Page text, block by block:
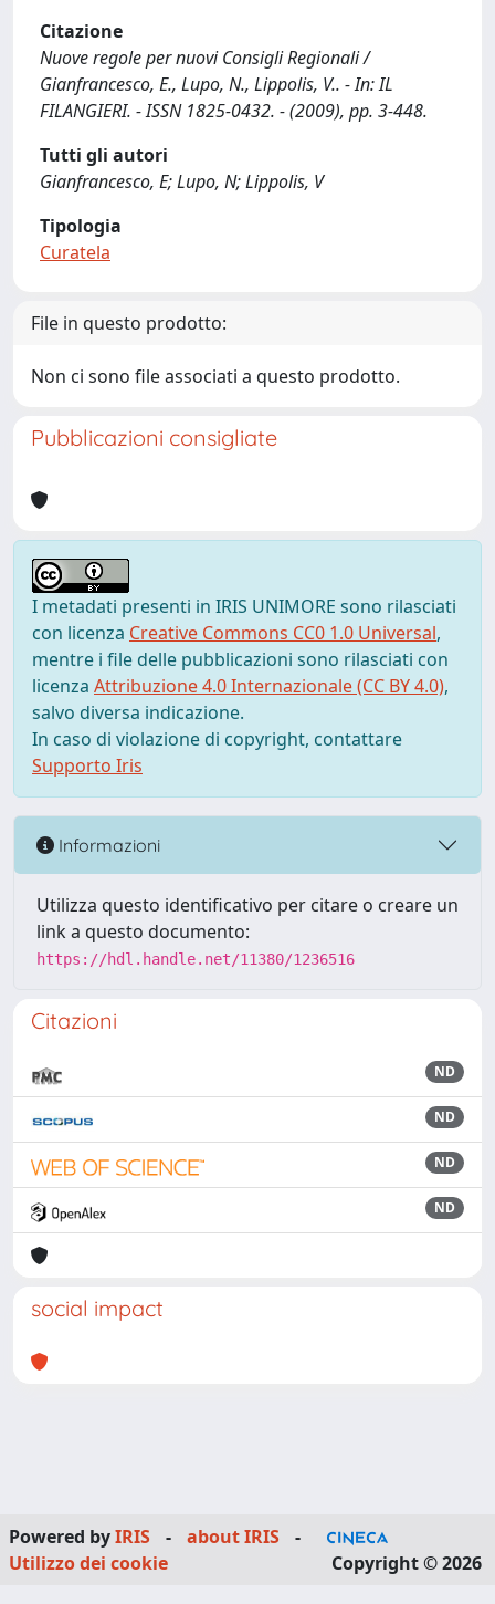
Citazione
Nuove regole per nuovi Consigli Regionali /
Gianfrancesco, E., Lupo, N., Lippolis, V.. - In: IL
FILANGIERI. - ISSN 1825-0432. - (2009), pp. 3-448.
Tutti gli autori
Gianfrancesco, E; Lupo, N; Lippolis, V
Tipologia
Curatela
File in questo prodotto:
Non ci sono file associati a questo prodotto.
Pubblicazioni consigliate
I metadati presenti in IRIS UNIMORE sono rilasciati
con licenza Creative Commons CC0 1.0 Universal,
mentre i file delle pubblicazioni sono rilasciati con
licenza Attribuzione 4.0 Internazionale (CC BY 4.0),
salvo diversa indicazione.
In caso di violazione di copyright, contattare
Supporto Iris
Informazioni
Utilizza questo identificativo per citare o creare un
link a questo documento:
https://hdl.handle.net/11380/1236516
Citazioni
ND
ND
ND
ND
social impact
Powered byIRIS - about IRIS
-
Utilizzo dei cookie
Copyright © 2026